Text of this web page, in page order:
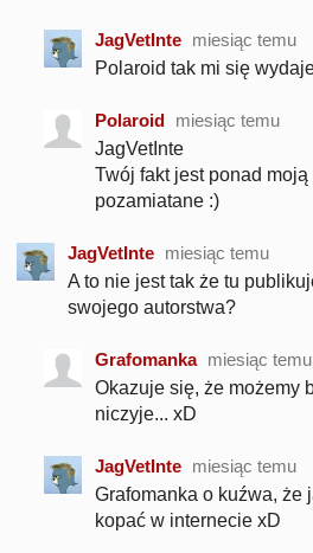
JagVetInte miesiąc temu
Polaroid tak mi się
Polaroid miesiąc temu
JagVetInte
Twój fakt jest ponad
pozamiatane :)
JagVetInte miesiąc temu
A to nie jest tak że tu
swojego autorstwa?
Grafomanka miesiąc temu
Okazuje się, że możemy
niczyje... xD
JagVetInte miesiąc temu
Grafomanka o kuźwa, że
kopać w internecie xD